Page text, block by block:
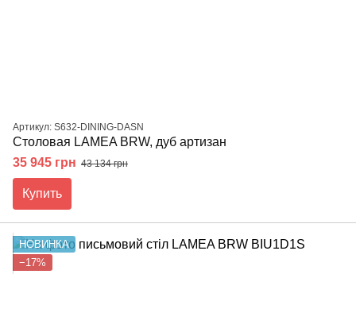
Артикул: S632-DINING-DASN
Столовая LAMEA BRW, дуб артизан
35 945 грн 43 134 грн
Купить
НОВИНКА
−17%